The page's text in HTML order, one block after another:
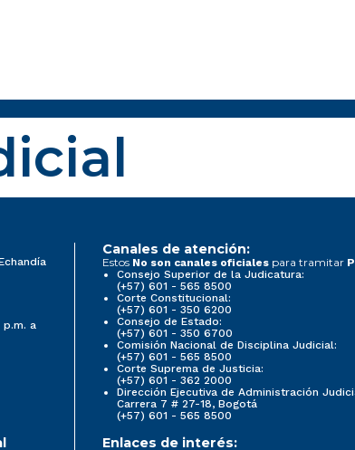
p.m. a
Canales de atención:
Estos No son canales oficiales para tramitar
Consejo Superior de la Judicatura:
(+57) 601 - 565 8500
Corte Constitucional:
(+57) 601 - 350 6200
Consejo de Estado:
(+57) 601 - 350 6700
Comisión Nacional de Disciplina Judicial:
(+57) 601 - 565 8500
Corte Suprema de Justicia:
(+57) 601 - 362 2000
Dirección Ejecutiva de Administración
Carrera 7 # 27-18, Bogotá
(+57) 601 - 565 8500
Enlaces de interés: